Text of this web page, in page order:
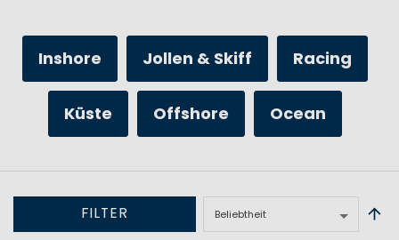
Inshore Jollen & Skiff Racing
Küste Offshore Ocean
FILTER